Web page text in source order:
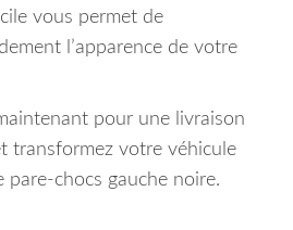
vous permet de
l’apparence de votre
pour une livraison
transformez votre véhicule
pare-chocs gauche noire.